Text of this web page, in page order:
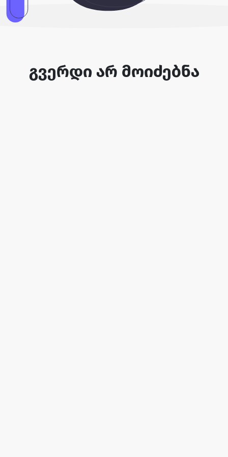
გვერდი არ მოიძებნა